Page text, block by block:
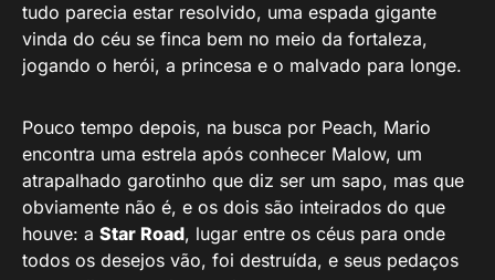
tudo parecia estar resolvido, uma espada gigante
vinda do céu se finca bem no meio da fortaleza,
jogando o herói, a princesa e o malvado para longe.
Pouco tempo depois, na busca por Peach, Mario
encontra uma estrela após conhecer Malow, um
atrapalhado garotinho que diz ser um sapo, mas que
obviamente não é, e os dois são inteirados do que
houve: a Star Road, lugar entre os céus para onde
todos os desejos vão, foi destruída, e seus pedaços